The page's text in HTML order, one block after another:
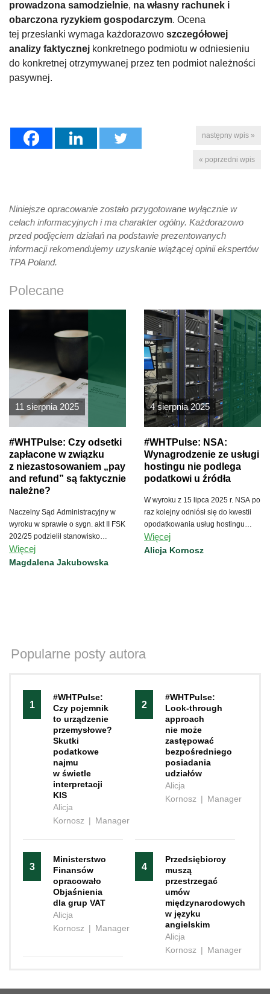
prowadzona samodzielnie, na własny rachunek i
obarczona ryzykiem gospodarczym. Ocena
tej przesłanki wymaga każdorazowo szczegółowej
analizy faktycznej konkretnego podmiotu w odniesieniu
do konkretnej otrzymywanej przez ten podmiot należności
pasywnej.
następny wpis »
« poprzedni wpis
Niniejsze opracowanie zostało przygotowane wyłącznie w
celach informacyjnych i ma charakter ogólny. Każdorazowo
przed podjęciem działań na podstawie prezentowanych
informacji rekomendujemy uzyskanie wiążącej opinii ekspertów
TPA Poland.
Polecane
11 sierpnia 2025
#WHTPulse: Czy odsetki
zapłacone w związku
z niezastosowaniem „pay
and refund” są faktycznie
należne?
Naczelny Sąd Administracyjny w
wyroku w sprawie o sygn. akt II FSK
202/25 podzielił stanowisko
przedstawiane przez Wojewódzki
Sąd Administracyjny w Lublinie.
Więcej
Magdalena Jakubowska
4 sierpnia 2025
#WHTPulse: NSA:
Wynagrodzenie ze usługi
hostingu nie podlega
podatkowi u źródła
W wyroku z 15 lipca 2025 r. NSA po
raz kolejny odniósł się do kwestii
opodatkowania usług hostingu
świadczonych przez zagranicznych
dostawców.
Więcej
Alicja Kornosz
Popularne posty autora
1
#WHTPulse:
Czy pojemnik
to urządzenie
przemysłowe?
Skutki
podatkowe
najmu
w świetle
interpretacji
KIS
Alicja
Kornosz | Manager
2
#WHTPulse:
Look-through
approach
nie może
zastępować
bezpośredniego
posiadania
udziałów
Alicja
Kornosz | Manager
3
Ministerstwo
Finansów
opracowało
Objaśnienia
dla grup VAT
Alicja
Kornosz | Manager
4
Przedsiębiorcy
muszą
przestrzegać
umów
międzynarodowych
w języku
angielskim
Alicja
Kornosz | Manager